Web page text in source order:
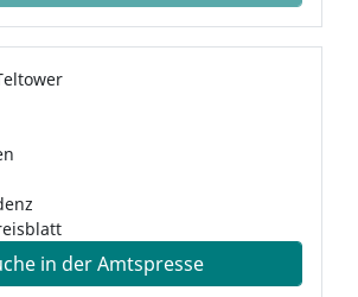
in der Amtspresse